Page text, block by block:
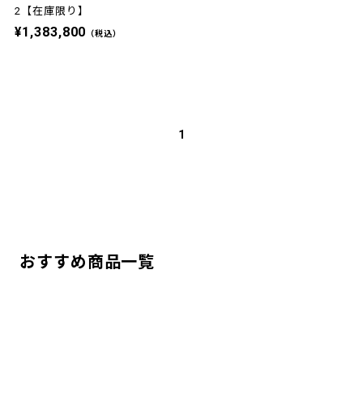
2【在庫限り】
¥1,383,800 （税込）
1
おすすめ商品一覧